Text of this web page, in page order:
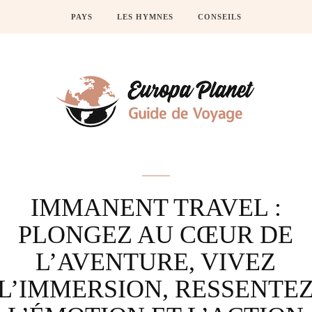
PAYS LES HYMNES CONSEILS
IMMANENT TRAVEL :
PLONGEZ AU CŒUR DE
L’AVENTURE, VIVEZ